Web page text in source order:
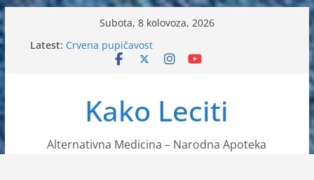
to
Subota, 8 kolovoza, 2026
Latest: Crvena pupičavost
Čir na želucu – Liječenje prirodnim metodama
Liječenje bubrežnog kamenca uz pomoć čaja
Kako Leciti
Alternativna Medicina – Narodna Apoteka